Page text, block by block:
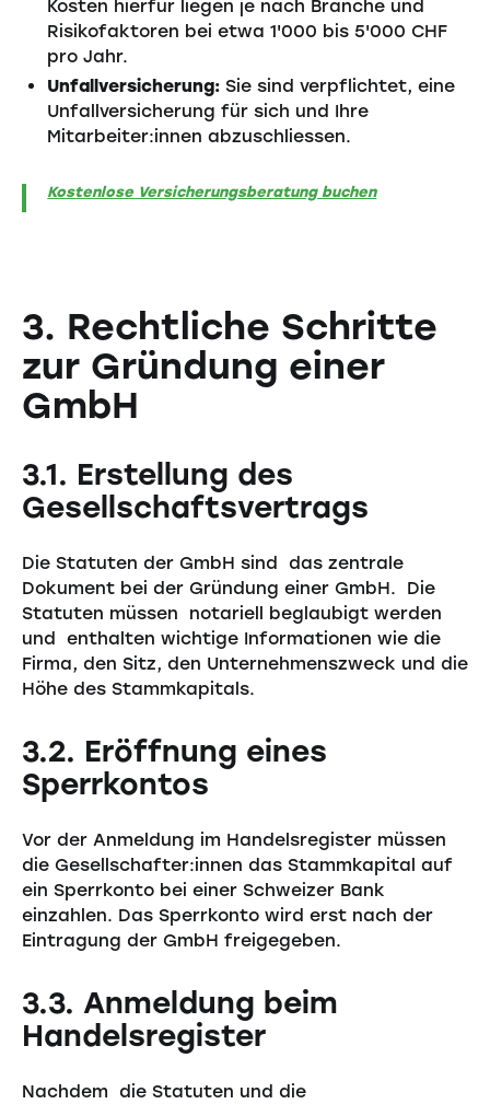
Kosten hierfür liegen je nach Branche und
Risikofaktoren bei etwa 1'000 bis 5'000 CHF
pro Jahr.
Unfallversicherung: Sie sind verpflichtet, eine
Unfallversicherung für sich und Ihre
Mitarbeiter:innen abzuschliessen.
Kostenlose Versicherungsberatung buchen
3. Rechtliche Schritte
zur Gründung einer
GmbH
3.1. Erstellung des
Gesellschaftsvertrags
Die Statuten der GmbH sind das zentrale
Dokument bei der Gründung einer GmbH. Die
Statuten müssen notariell beglaubigt werden
und enthalten wichtige Informationen wie die
Firma, den Sitz, den Unternehmenszweck und die
Höhe des Stammkapitals.
3.2. Eröffnung eines
Sperrkontos
Vor der Anmeldung im Handelsregister müssen
die Gesellschafter:innen das Stammkapital auf
ein Sperrkonto bei einer Schweizer Bank
einzahlen. Das Sperrkonto wird erst nach der
Eintragung der GmbH freigegeben.
3.3. Anmeldung beim
Handelsregister
Nachdem die Statuten und die